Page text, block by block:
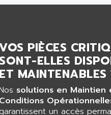
PIÈCES
SONT-ELLES
ET MAINTENABLES
solutions en Maintien
Conditions
un accès